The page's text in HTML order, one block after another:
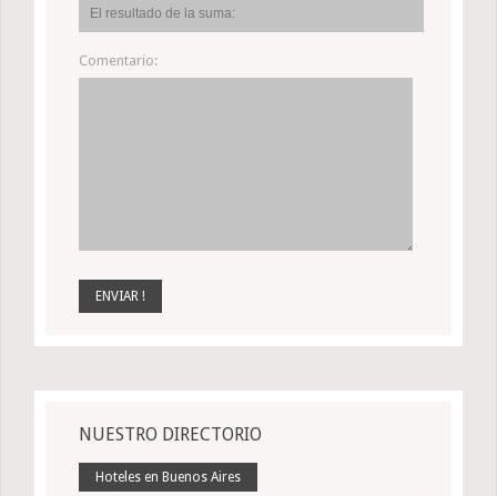
Comentario:
NUESTRO DIRECTORIO
Hoteles en Buenos Aires